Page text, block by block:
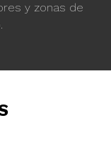
y zonas de